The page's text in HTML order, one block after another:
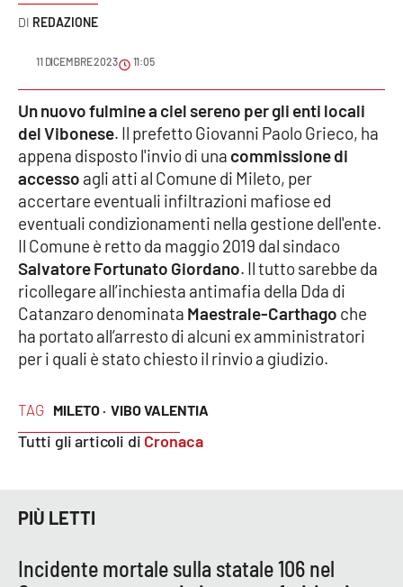
Meteo
Editoriali
VIDEO
Ambiente
Cronaca
Cultura
Politica
Società
Sport
REDAZIONE
11 DICEMBRE 2023 11:05
TAG MILETO · VIBO VALENTIA
Tutti gli articoli di Cronaca
Un nuovo fulmine a ciel sereno per gli enti locali
del Vibonese. Il prefetto Giovanni Paolo Grieco, ha
appena disposto l'invio di una commissione di
accesso agli atti al Comune di Mileto, per
accertare eventuali infiltrazioni mafiose ed
eventuali condizionamenti nella gestione dell'ente.
Il Comune è retto da maggio 2019 dal sindaco
Salvatore Fortunato Giordano. Il tutto sarebbe da
ricollegare all’inchiesta antimafia della Dda di
Catanzaro denominata Maestrale-Carthago che
ha portato all’arresto di alcuni ex amministratori
per i quali è stato chiesto il rinvio a giudizio.
PIÙ LETTI
Incidente mortale sulla statale 106 nel